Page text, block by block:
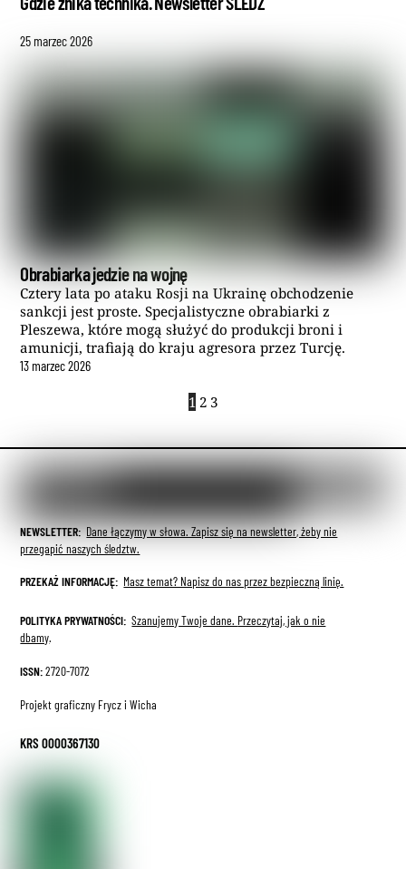
25marzec2026
Obrabiarka jedzie na wojnę
Cztery lata po ataku Rosji na Ukrainę obchodzenie
sankcji jest proste. Specjalistyczne obrabiarki z
Pleszewa, które mogą służyć do produkcji broni i
amunicji, trafiają do kraju agresora przez Turcję.
13 marzec2026
1 2 3
NEWSLETTER:Dane łączymy w słowa. Zapisz się na newsletter, żeby nie
przegapić naszych śledztw.
PRZEKAŻ INFORMACJĘ: Masz temat? Napisz do nas przez bezpieczną linię.
POLITYKA PRYWATNOŚCI: Szanujemy Twoje dane. Przeczytaj, jak o nie
dbamy.
ISSN:2720-7072
Projekt graficzny Frycz i Wicha
KRS 0000367130